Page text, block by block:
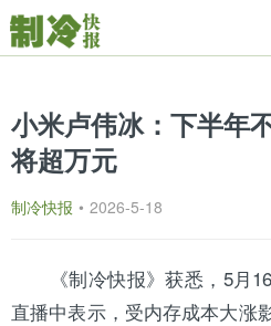
小米卢伟冰：下半年
将超万元
制冷快报 • 2026-5-18
《制冷快报》获悉，5月
直播中表示，受内存成本大涨